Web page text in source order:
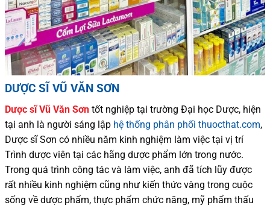
DƯỢC SĨ VŨ VĂN SƠN
Dược sĩVũ Văn Sơn tốt nghiệp tại trường Đại học Dược, hiện
tại anh là người sáng lập hệ thống phân phối thuocthat.com,
Dược sĩSơn có nhiều năm kinh nghiệm làm việc tại vị trí
Trình dược viên tại các hãng dược phẩm lớn trong nước.
Trong quá trình công tác và làm việc, anh đã tích lũy được
rất nhiều kinh nghiệm cũng như kiến thức vàng trong cuộc
sống về dược phẩm, thực phẩm chức năng, mỹ phẩm thấu